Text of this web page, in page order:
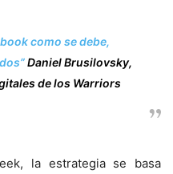
como se debe,
Daniel Brusilovsky,
de los Warriors
la estrategia se basa